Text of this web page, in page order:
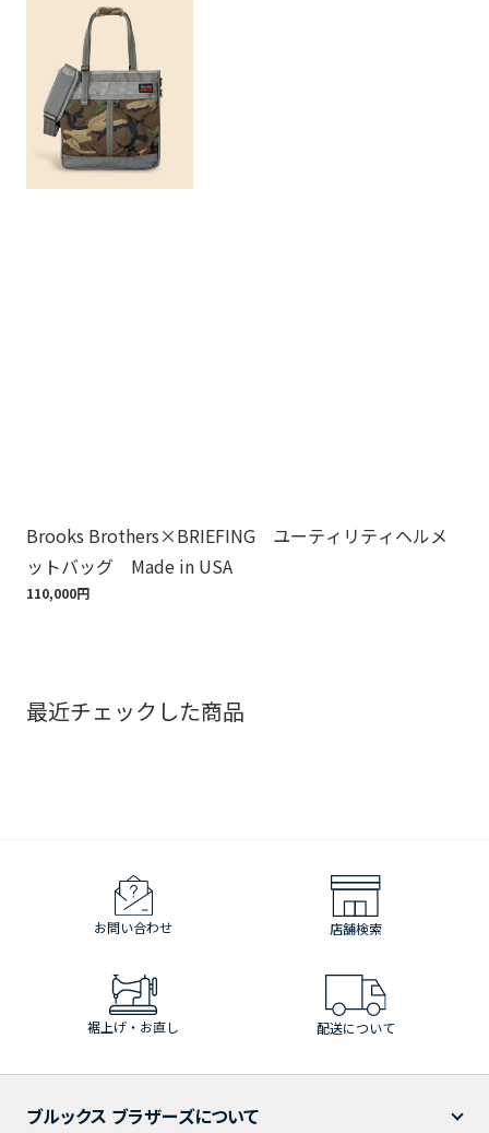
Brooks Brothers×BRIEFING ユーティリティヘルメ
ットバッグ Made in USA
110,000円
最近チェックした商品
お問い合わせ 店舗検索
裾上げ・お直し 配送について
ブルックス ブラザーズについて